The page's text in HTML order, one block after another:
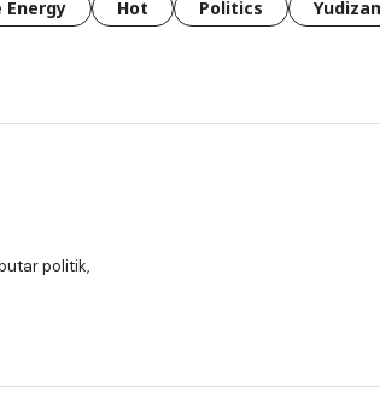
Energy Hot Politics
politik,